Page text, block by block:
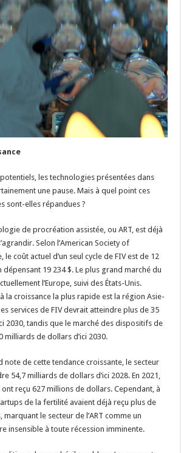
les technologies présentées dans
une pause. Mais à quel point ces
sont-elles répandues ?
de procréation assistée, ou ART, est déjà
Selon l’American Society of
le coût actuel d’un seul cycle de FIV est de 12
dépensant 19 234 $. Le plus grand marché du
l’Europe, suivi des États-Unis.
la croissance la plus rapide est la région Asie-
services de FIV devrait atteindre plus de 35
2030, tandis que le marché des dispositifs de
milliards de dollars d’ici 2030.
note de cette tendance croissante, le secteur
54,7 milliards de dollars d’ici 2028. En 2021,
reçu 627 millions de dollars. Cependant, à
de la fertilité avaient déjà reçu plus de
le secteur de l’ART comme un
insensible à toute récession imminente.